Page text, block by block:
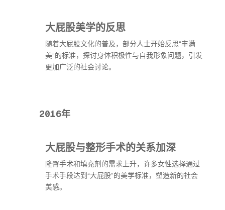
大屁股美学的反思
随着大屁股文化的普及，部分人士开始反思“丰满
美”的标准，探讨身体积极性与自我形象问题，引发
更加广泛的社会讨论。
2016年
大屁股与整形手术的关系加深
隆臀手术和填充剂的需求上升，许多女性选择通过
手术手段达到“大屁股”的美学标准，塑造新的社会
美感。